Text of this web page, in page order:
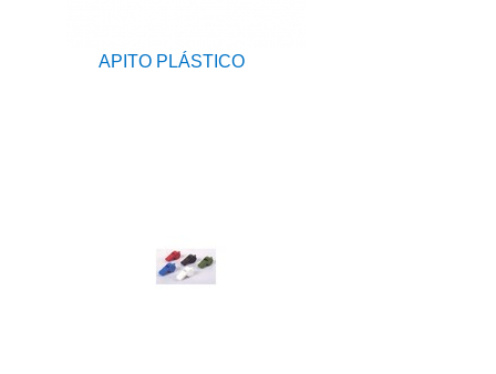
APITO PLÁSTICO